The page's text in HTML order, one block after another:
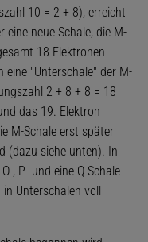
10 = 2 + 8), erreicht
neue Schale, die M-
18 Elektronen
eine "Unterschale" der M-
2 + 8 + 8 = 18
das 19. Elektron
M-Schale erst später
(dazu siehe unten). In
, P- und eine Q-Schale
Unterschalen voll